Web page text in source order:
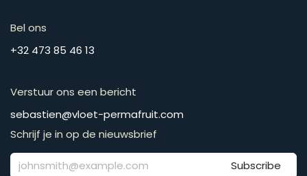
Bel ons
​​​​​​​​​​​​​​​​​​​​​​​+​3​2​ ​4​7​3​ ​8​5​ ​4​6​ ​1​3
Verstuur ons een bericht
​​​​​​​​​​​​​​​​​​​​​​​​​​​​s​e​b​a​s​t​i​e​n​@​v​l​o​e​t​-​p​e​r​m​a​f​r​u​it​.​c​o​m
Schrijf je in op de nieuwsbrief
Subscribe